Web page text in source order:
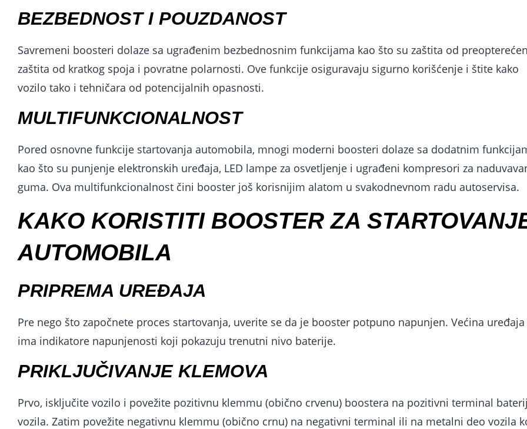
BEZBEDNOST I POUZDANOST
Savremeni boosteri dolaze sa ugrađenim bezbednosnim funkcijama kao što su zaštita od
zaštita od kratkog spoja i povratne polarnosti. Ove funkcije osiguravaju sigurno korišćenje i štite kako
vozilo tako i tehničara od potencijalnih opasnosti.
MULTIFUNKCIONALNOST
Pored osnovne funkcije startovanja automobila, mnogi moderni boosteri dolaze sa dodatnim
kao što su punjenje elektronskih uređaja, LED lampe za osvetljenje i ugrađeni kompresori za
guma. Ova multifunkcionalnost čini booster još korisnijim alatom u svakodnevnom radu autoservisa.
KAKO KORISTITI BOOSTER ZA
AUTOMOBILA
PRIPREMA UREĐAJA
Pre nego što započnete proces startovanja, uverite se da je booster potpuno napunjen. Većina uređaja
ima indikatore napunjenosti koji pokazuju trenutni nivo baterije.
PRIKLJUČIVANJE KLEMOVA
Prvo, isključite vozilo i povežite pozitivnu klemmu (obično crvenu) boostera na pozitivni terminal
vozila. Zatim povežite negativnu klemmu (obično crnu) na negativni terminal ili na metalni deo vozila